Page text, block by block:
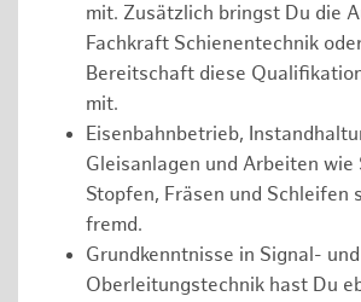
mit. Zusätzlich bringst Du die
Fachkraft Schienentechnik
Bereitschaft diese
mit.
Eisenbahnbetrieb,
Gleisanlagen und Arbeiten wie
Stopfen, Fräsen und Schleifen
fremd.
Grundkenntnisse in Signal- und
Oberleitungstechnik hast Du